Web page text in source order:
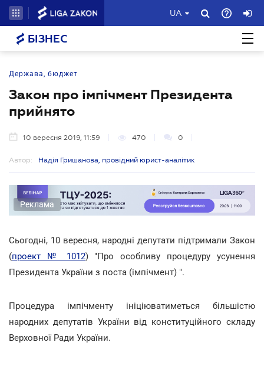
UA
БІЗНЕС
Держава, бюджет
Закон про імпічмент Президента
прийнято
10 вересня 2019, 11:59 470 0
Автор: Надія Гришанова, провідний юрист-аналітик
Реклама
Сьогодні, 10 вересня, народні депутати підтримали Закон
(проект № 1012) "Про особливу процедуру усунення
Президента України з поста (імпічмент) ".
Процедура імпічменту ініціюватиметься більшістю
народних депутатів України від конституційного складу
Верховної Ради України.